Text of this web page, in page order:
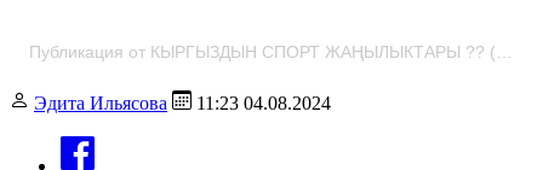
Публикация от КЫРГЫЗДЫН СПОРТ ЖАҢЫЛЫКТАРЫ ?? (@prosports_kyrgyzstan)
Эдита Ильясова 11:23 04.08.2024